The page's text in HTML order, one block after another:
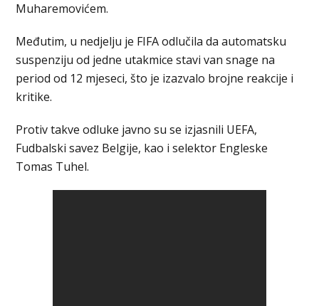
Muharemovićem.
Međutim, u nedjelju je FIFA odlučila da automatsku
suspenziju od jedne utakmice stavi van snage na
period od 12 mjeseci, što je izazvalo brojne reakcije i
kritike.
Protiv takve odluke javno su se izjasnili UEFA,
Fudbalski savez Belgije, kao i selektor Engleske
Tomas Tuhel.